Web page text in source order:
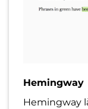
Hemingway
Hemingway